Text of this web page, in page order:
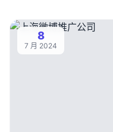
8
7 月 2024